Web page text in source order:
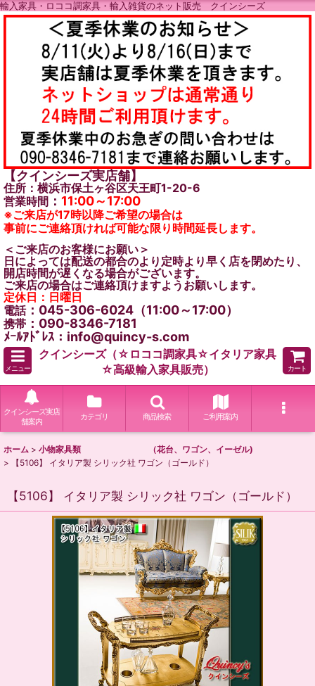
輸入家具・ロココ調家具・輸入雑貨のネット販売 クインシーズ
【クインシーズ実店舗】
住所：横浜市保土ヶ谷区天王町1-20-6
営業時間 ： 11:00～17:00
※ご来店が17時以降ご希望の場合は
事前にご連絡頂ければ可能な限り時間延長します。
＜ご来店のお客様にお願い＞
日によっては配送の都合のより定時より早く店を閉めたり、
開店時間が遅くなる場合がございます。
ご来店の場合はご連絡頂けますようお願いします。
定休日：日曜日
電話：045-306-6024（11:00～17:00）
携帯 ：090-8346-7181
ﾒｰﾙｱﾄﾞﾚｽ：info@quincy-s.com
メニュー
クインシーズ（☆ロココ調家具☆イタリア家具
☆高級輸入家具販売）
カート
クインシーズ実店
舗案内
カテゴリ 商品検索 ご利用案内
ホーム > 小物家具類 （花台、ワゴン、イーゼル)
>
【5106】 イタリア製 シリック社 ワゴン（ゴールド）
【5106】 イタリア製 シリック社 ワゴン（ゴールド）